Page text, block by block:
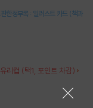
한정부록 : 일러스트 카드 (책과
리컵 (택1, 포인트 차감)